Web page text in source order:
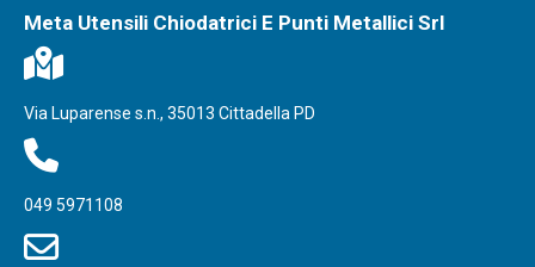
Meta Utensili Chiodatrici E Punti Metallici Srl
Via Luparense s.n., 35013 Cittadella PD
049 5971108